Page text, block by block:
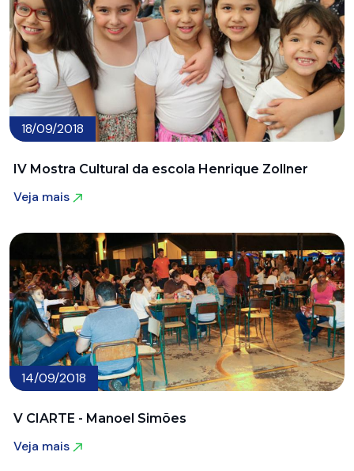
18/09/2018
IV Mostra Cultural da escola Henrique Zollner
Veja mais
14/09/2018
V CIARTE - Manoel Simões
Veja mais